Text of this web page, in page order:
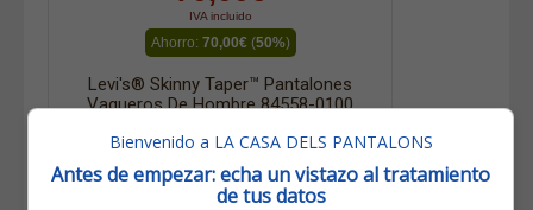
IVA incluido
Ahorro: 70,00€(50%)
Levi's® Skinny Taper™ Pantalones
Vaqueros De Hombre 84558-0100
Bienvenido a LA CASA DELS PANTALONS
Antes de empezar: echa un vistazo al tratamiento
de tus datos